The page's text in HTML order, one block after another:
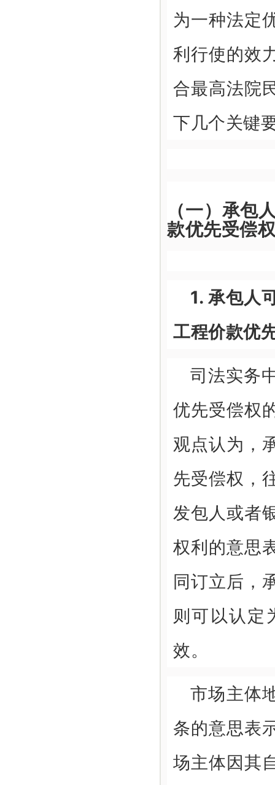
为一种法定
利行使的效
合最高法院
下几个关键
（一）承包
款优先受偿
1. 承包人
工程价款优
司法实务
优先受偿权
观点认为，
先受偿权，
发包人或者
权利的意思
同订立后，
则可以认定
效。
市场主体
条的意思表
场主体因其